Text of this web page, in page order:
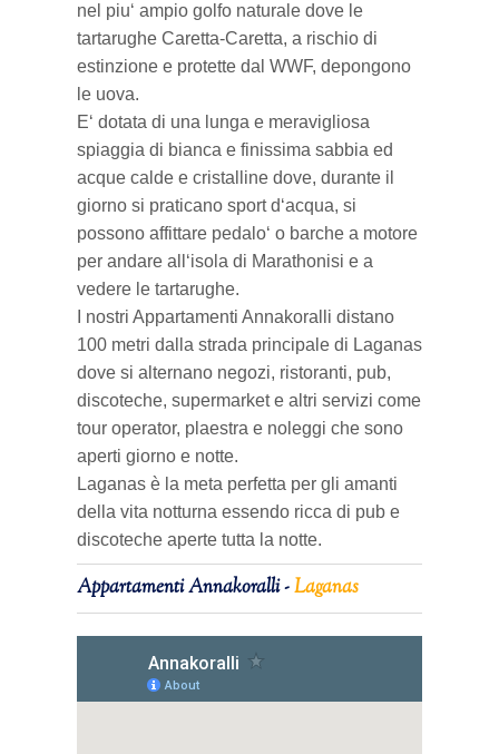
nel piu‘ ampio golfo naturale dove le
tartarughe Caretta-Caretta, a rischio di
estinzione e protette dal WWF, depongono
le uova.
E‘ dotata di una lunga e meravigliosa
spiaggia di bianca e finissima sabbia ed
acque calde e cristalline dove, durante il
giorno si praticano sport d‘acqua, si
possono affittare pedalo‘ o barche a motore
per andare all‘isola di Marathonisi e a
vedere le tartarughe.
I nostri Appartamenti Annakoralli distano
100 metri dalla strada principale di Laganas
dove si alternano negozi, ristoranti, pub,
discoteche, supermarket e altri servizi come
tour operator, plaestra e noleggi che sono
aperti giorno e notte.
Laganas è la meta perfetta per gli amanti
della vita notturna essendo ricca di pub e
discoteche aperte tutta la notte.
Appartamenti Annakoralli -Laganas